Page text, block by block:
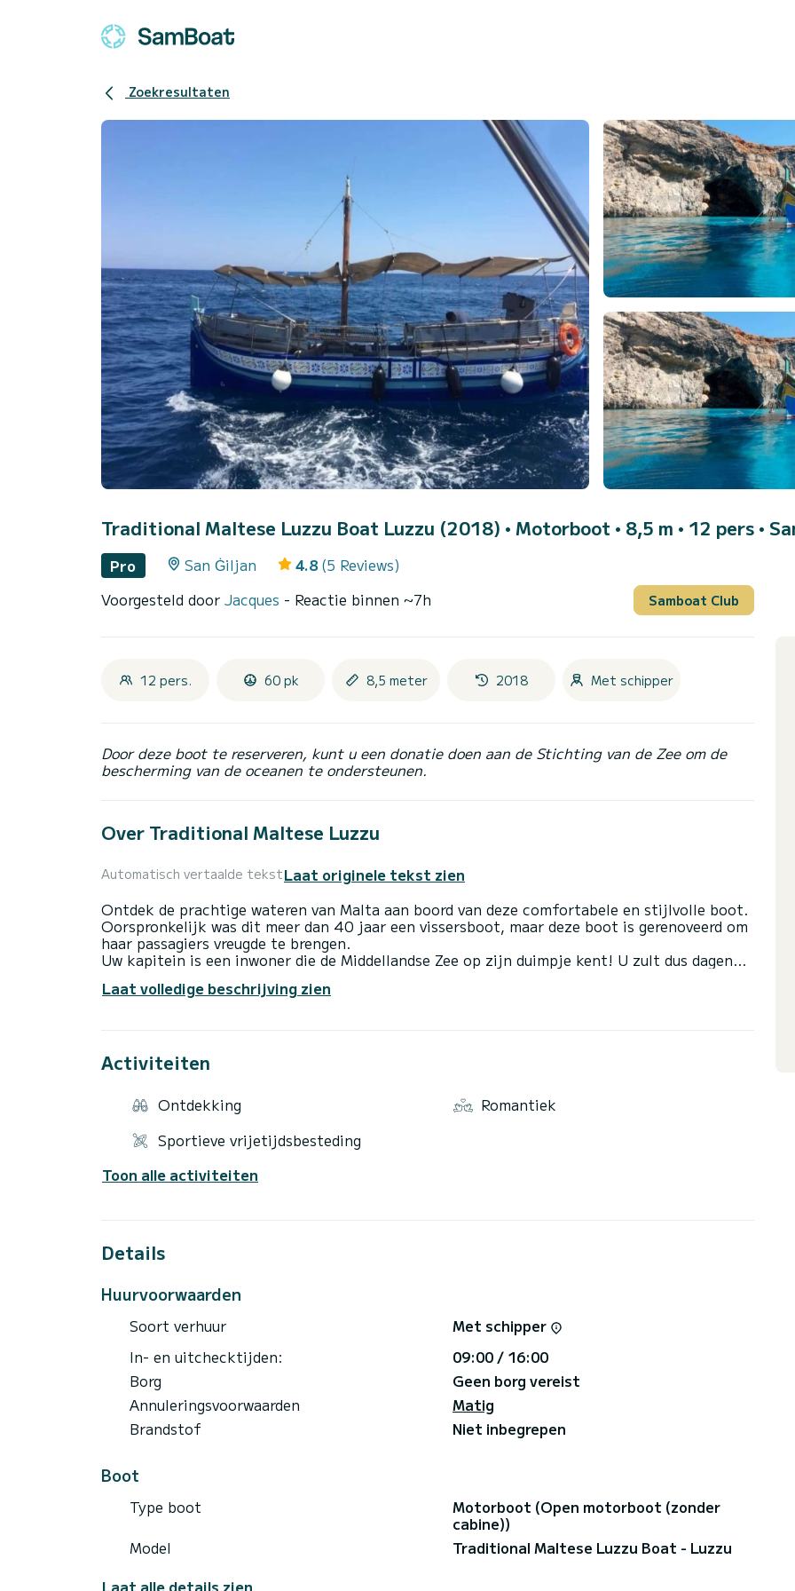
Zoekresultaten
Traditional Maltese Luzzu Boat Luzzu (2018) • Motorboot • 8,5 m • 12 pers •
Pro San Ġiljan 4.8 (5 Reviews)
Voorgesteld door Jacques - Reactie binnen ~7h Samboat Club
12 pers. 60 pk 8,5 meter 2018 Met schipper
Door deze boot te reserveren, kunt u een donatie doen aan de Stichting van de Zee om de
bescherming van de oceanen te ondersteunen.
Over Traditional Maltese Luzzu
Automatisch vertaalde tekstLaat originele tekst zien
Ontdek de prachtige wateren van Malta aan boord van deze comfortabele en stijlvolle boot.
Oorspronkelijk was dit meer dan 40 jaar een vissersboot, maar deze boot is gerenoveerd om
haar passagiers vreugde te brengen.
Uw kapitein is een inwoner die de Middellandse Zee op zijn duimpje kent! U zult dus dagen
bereid zijn passie voor de zee met u te delen. U wordt meegenomen naar alle mooie plekjes
pittoresk uitje hebben waarbij u langs de belangrijkste punten van Malta vaart, onder leiding
Brandstof is bij de prijs inbegrepen.
Als u twijfels of speciale verzoeken heeft, neem dan contact met mij op via SamBoat en ik
Laat volledige beschrijving zien
Activiteiten
Ontdekking
Romantiek
Sportieve vrijetijdsbesteding
Toon alle activiteiten
Details
Huurvoorwaarden
Soort verhuur
Met schipper
In- en uitchecktijden:
09:00 / 16:00
Borg
Geen borg vereist
Annuleringsvoorwaarden
Matig
Brandstof
Niet inbegrepen
Boot
Type boot Motorboot (Open motorboot (zonder
cabine))
Model
Traditional Maltese Luzzu Boat - Luzzu
Laat alle details zien